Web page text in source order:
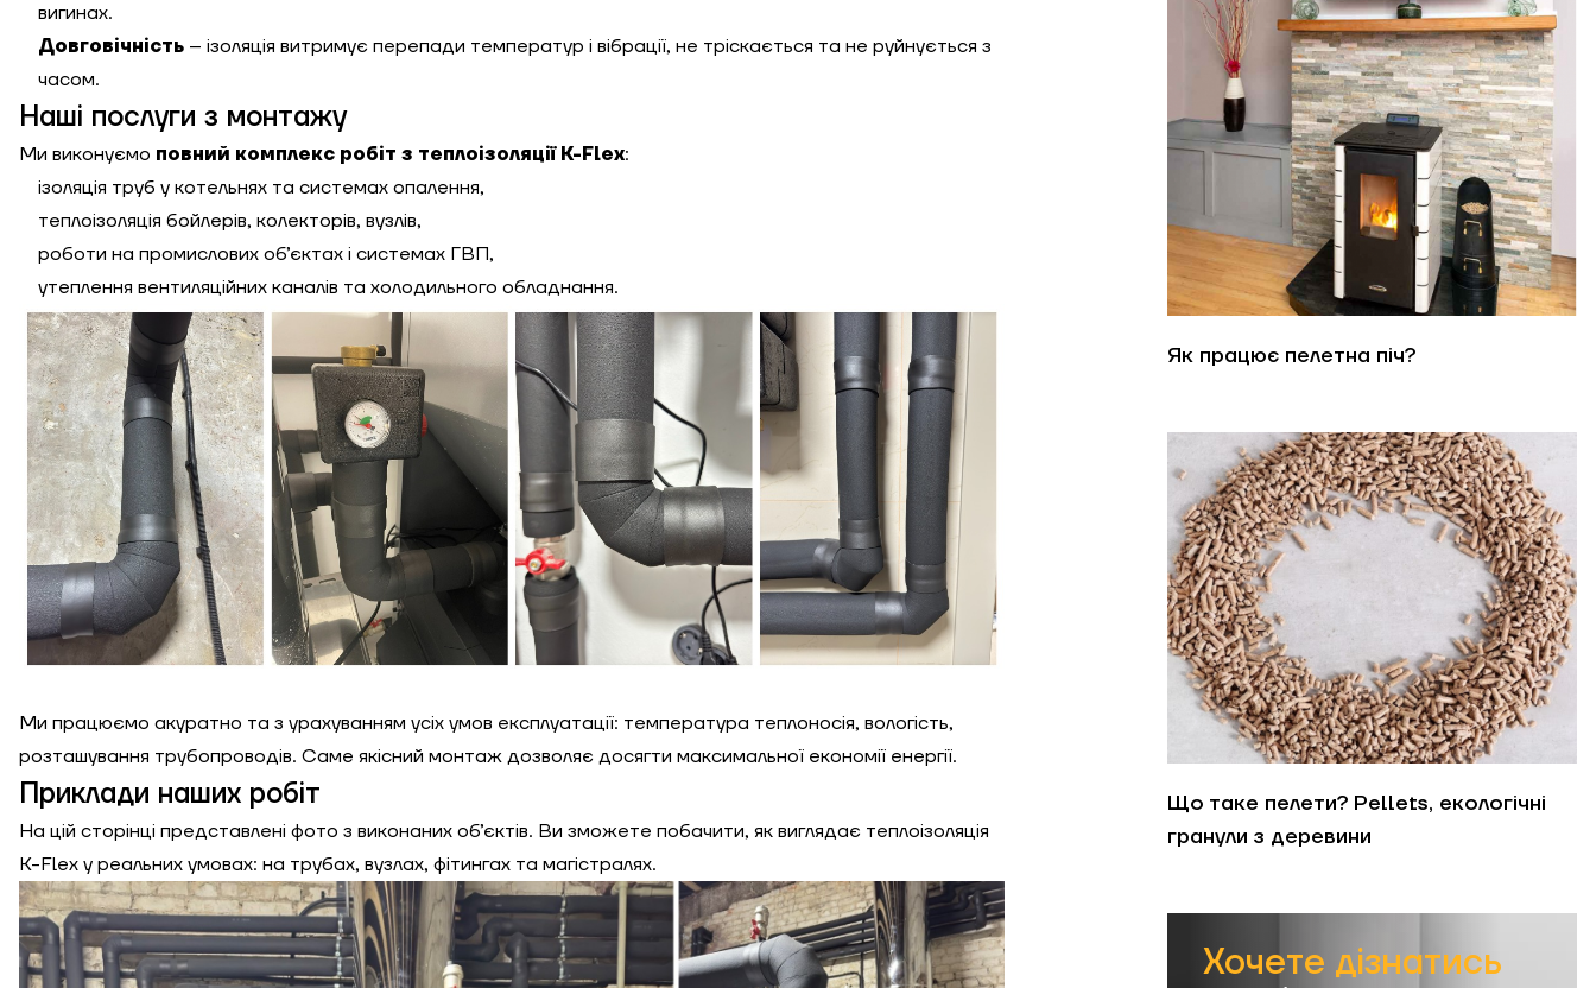
вигинах.
Довговічність – ізоляція витримує перепади температур і вібрації, не тріскається та не руйнується з
часом.
Наші послуги з монтажу
Ми виконуємо повний комплекс робіт з теплоізоляції K-Flex:
ізоляція труб у котельнях та системах опалення,
теплоізоляція бойлерів, колекторів, вузлів,
роботи на промислових об’єктах і системах ГВП,
утеплення вентиляційних каналів та холодильного обладнання.
Ми працюємо акуратно та з урахуванням усіх умов експлуатації: температура теплоносія, вологість,
розташування трубопроводів. Саме якісний монтаж дозволяє досягти максимальної економії енергії.
Приклади наших робіт
На цій сторінці представлені фото з виконаних об’єктів. Ви зможете побачити, як виглядає теплоізоляція
K-Flex у реальних умовах: на трубах, вузлах, фітингах та магістралях.
Як працює пелетна піч?
Що таке пелети? Pellets, екологічні
гранули з деревини
Хочете дізнатись